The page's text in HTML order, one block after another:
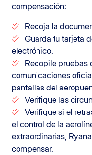
compensación:
Recoja la
Guarda tu tarjeta
electrónico.
Recopile pruebas
comunicaciones
pantallas del
Verifique las
Verifique si el
el control de la
extraordinarias,
compensar.